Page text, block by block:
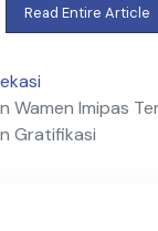
Read Entire Article
Wamen Imipas
Gratifikasi